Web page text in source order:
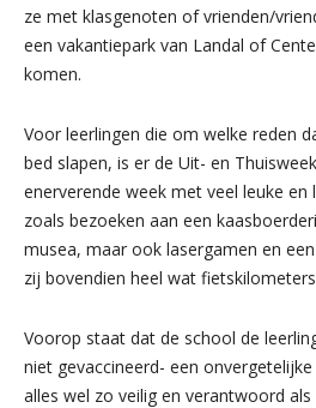
ze met klasgenoten of vrienden/
een vakantiepark van Landal of
komen.
Voor leerlingen die om welke reden
bed slapen, is er de Uit- en
enerverende week met veel leuke en
zoals bezoeken aan een
musea, maar ook lasergamen en
zij bovendien heel wat
Voorop staat dat de school de
niet gevaccineerd- een
alles wel zo veilig en verantwoord